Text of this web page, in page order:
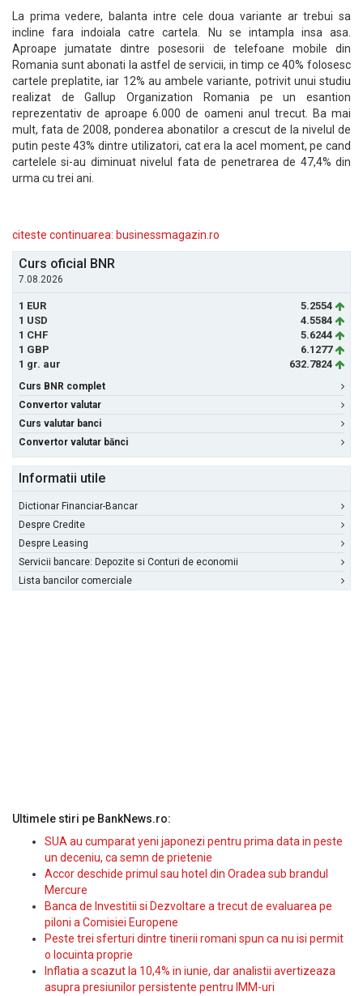
La prima vedere, balanta intre cele doua variante ar trebui sa
incline fara indoiala catre cartela. Nu se intampla insa asa.
Aproape jumatate dintre posesorii de telefoane mobile din
Romania sunt abonati la astfel de servicii, in timp ce 40% folosesc
cartele preplatite, iar 12% au ambele variante, potrivit unui studiu
realizat de Gallup Organization Romania pe un esantion
reprezentativ de aproape 6.000 de oameni anul trecut. Ba mai
mult, fata de 2008, ponderea abonatilor a crescut de la nivelul de
putin peste 43% dintre utilizatori, cat era la acel moment, pe cand
cartelele si-au diminuat nivelul fata de penetrarea de 47,4% din
urma cu trei ani.
citeste continuarea: businessmagazin.ro
Curs oficial BNR
7.08.2026
1 EUR
5.2554
1 USD
4.5584
1 CHF
5.6244
1 GBP
6.1277
1 gr. aur
632.7824
Curs BNR complet
Convertor valutar
Curs valutar banci
Convertor valutar bănci
Informatii utile
Dictionar Financiar-Bancar
Despre Credite
Despre Leasing
Servicii bancare: Depozite si Conturi de economii
Lista bancilor comerciale
Ultimele stiri pe BankNews.ro:
SUA au cumparat yeni japonezi pentru prima data in peste
un deceniu, ca semn de prietenie
Accor deschide primul sau hotel din Oradea sub brandul
Mercure
Banca de Investitii si Dezvoltare a trecut de evaluarea pe
piloni a Comisiei Europene
Peste trei sferturi dintre tinerii romani spun ca nu isi permit
o locuinta proprie
Inflatia a scazut la 10,4% in iunie, dar analistii avertizeaza
asupra presiunilor persistente pentru IMM-uri